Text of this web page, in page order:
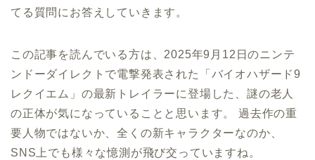
てる質問にお答えしていきます。
この記事を読んでいる方は、2025年9月12日のニンテ
ンドーダイレクトで電撃発表された「バイオハザード9
レクイエム」の最新トレイラーに登場した、謎の老人
の正体が気になっていることと思います。 過去作の重
要人物ではないか、全くの新キャラクターなのか、
SNS上でも様々な憶測が飛び交っていますね。